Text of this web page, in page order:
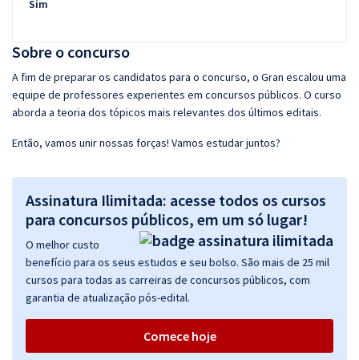
Sobre o concurso
A fim de preparar os candidatos para o concurso, o Gran escalou uma
equipe de professores experientes em concursos públicos. O curso
aborda a teoria dos tópicos mais relevantes dos últimos editais.
Então, vamos unir nossas forças! Vamos estudar juntos?
Assinatura Ilimitada: acesse todos os cursos
para concursos públicos, em um só lugar!
O melhor custo
benefício para os seus estudos e seu bolso. São mais de 25 mil
cursos para todas as carreiras de concursos públicos, com
garantia de atualização pós-edital.
Comece hoje
Sim